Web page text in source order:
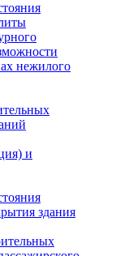
нежилого
и
здания